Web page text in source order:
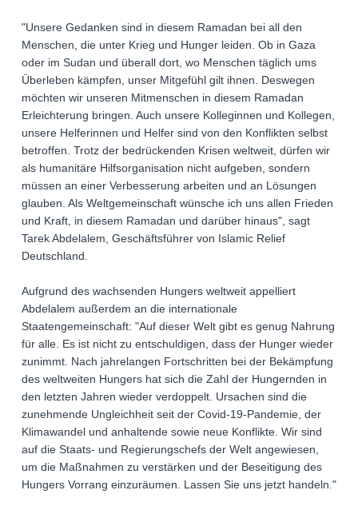
"Unsere Gedanken sind in diesem Ramadan bei all den
Menschen, die unter Krieg und Hunger leiden. Ob in Gaza
oder im Sudan und überall dort, wo Menschen täglich ums
Überleben kämpfen, unser Mitgefühl gilt ihnen. Deswegen
möchten wir unseren Mitmenschen in diesem Ramadan
Erleichterung bringen. Auch unsere Kolleginnen und Kollegen,
unsere Helferinnen und Helfer sind von den Konflikten selbst
betroffen. Trotz der bedrückenden Krisen weltweit, dürfen wir
als humanitäre Hilfsorganisation nicht aufgeben, sondern
müssen an einer Verbesserung arbeiten und an Lösungen
glauben. Als Weltgemeinschaft wünsche ich uns allen Frieden
und Kraft, in diesem Ramadan und darüber hinaus", sagt
Tarek Abdelalem, Geschäftsführer von Islamic Relief
Deutschland.
Aufgrund des wachsenden Hungers weltweit appelliert
Abdelalem außerdem an die internationale
Staatengemeinschaft: "Auf dieser Welt gibt es genug Nahrung
für alle. Es ist nicht zu entschuldigen, dass der Hunger wieder
zunimmt. Nach jahrelangen Fortschritten bei der Bekämpfung
des weltweiten Hungers hat sich die Zahl der Hungernden in
den letzten Jahren wieder verdoppelt. Ursachen sind die
zunehmende Ungleichheit seit der Covid-19-Pandemie, der
Klimawandel und anhaltende sowie neue Konflikte. Wir sind
auf die Staats- und Regierungschefs der Welt angewiesen,
um die Maßnahmen zu verstärken und der Beseitigung des
Hungers Vorrang einzuräumen. Lassen Sie uns jetzt handeln."